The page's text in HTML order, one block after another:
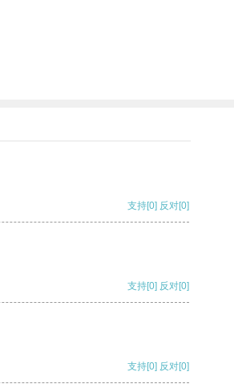
支持[0] 反对[0]
支持[0] 反对[0]
支持[0] 反对[0]